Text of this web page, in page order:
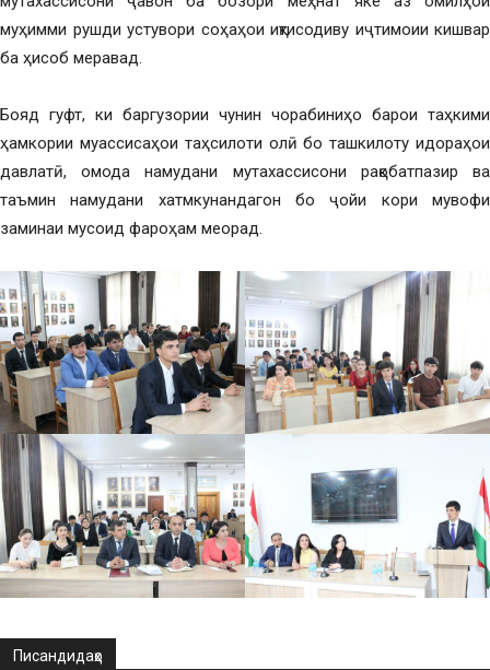
муҳимми рушди устувори соҳаҳои иқтисодиву иҷтимоии кишвар
ба ҳисоб меравад.
Бояд гуфт, ки баргузории чунин чорабиниҳо барои таҳкими
ҳамкории муассисаҳои таҳсилоти олӣ бо ташкилоту идораҳои
давлатӣ, омода намудани мутахассисони рақобатпазир ва
таъмин намудани хатмкунандагон бо ҷойи кори мувофиқ
заминаи мусоид фароҳам меорад.
Писандидаҳо